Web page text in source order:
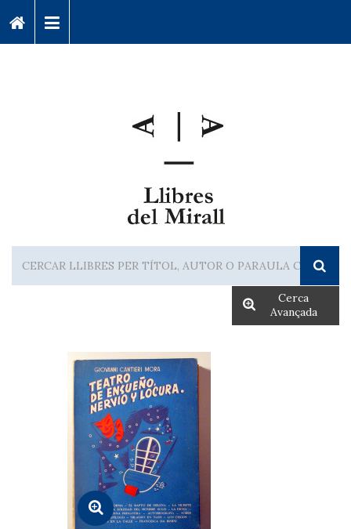
Cerca
Avançada